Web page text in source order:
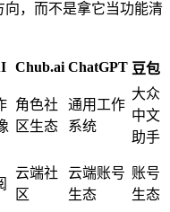
，而不是拿它当功能清
Chub.ai ChatGPT 豆包
角色社
区生态
通用工作
系统
大众
中文
助手
云端社
区
云端账号
生态
账号
生态